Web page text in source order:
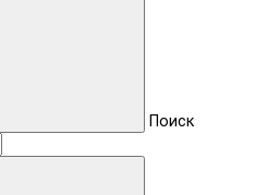
Поиск